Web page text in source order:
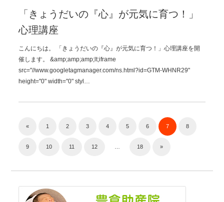
「きょうだいの『心』が元気に育つ！」
心理講座
こんにちは。 「きょうだいの『心』が元気に育つ！」心理講座を開
催します。 &amp;amp;amp;lt;iframe
src="//www.googletagmanager.com/ns.html?id=GTM-WHNR29"
height="0" width="0" styl…
« 1 2 3 4 5 6 7 8
9 10 11 12 … 18 »